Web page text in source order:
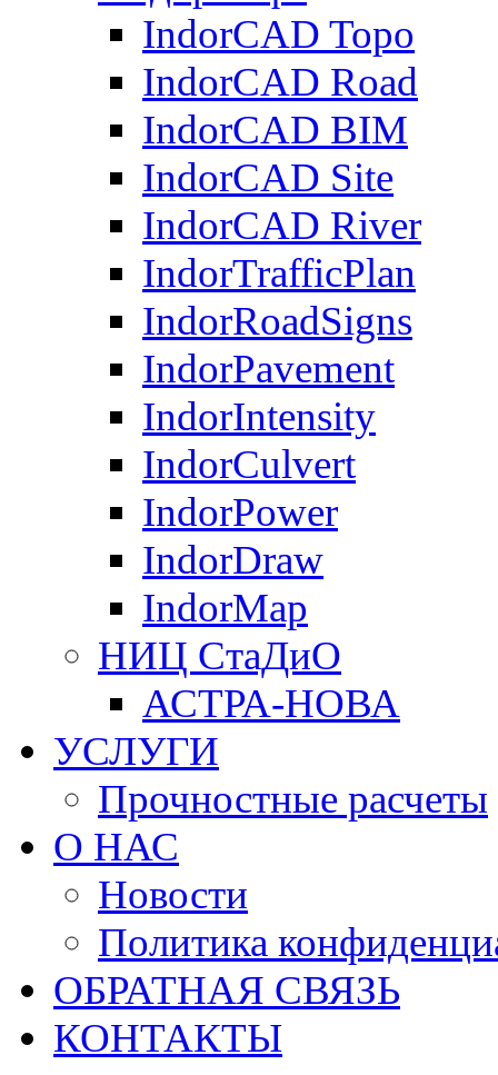
IndorCAD Topo
IndorCAD Road
IndorCAD BIM
IndorCAD Site
IndorCAD River
IndorTrafficPlan
IndorRoadSigns
IndorPavement
IndorIntensity
IndorCulvert
IndorPower
IndorDraw
IndorMap
НИЦ СтаДиО
АСТРА-НОВА
УСЛУГИ
Прочностные расчеты
О НАС
Новости
Политика
ОБРАТНАЯ СВЯЗЬ
КОНТАКТЫ